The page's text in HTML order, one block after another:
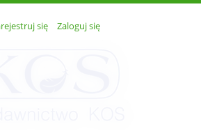
się Zaloguj się